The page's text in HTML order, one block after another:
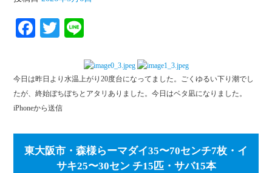
Fa
ok
T
r
今日は昨日より水温上がり20度台になってました。ごくゆるい下り潮でし
たが、終始ぼちぼちとアタリありました。今日はベタ凪になりました。
iPhoneから送信
東大阪市・森様らーマダイ35〜70センチ7枚・イ
サキ25〜30セン チ15匹・サバ15本